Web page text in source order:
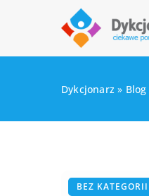
Dykcjonarz » Blog
BEZ KATEGORII